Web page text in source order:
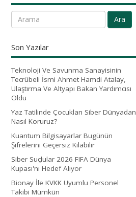
Ara
Son Yazılar
Teknoloji Ve Savunma Sanayisinin
Tecrübeli İsmi Ahmet Hamdi Atalay,
Ulaştırma Ve Altyapı Bakan Yardımcısı
Oldu
Yaz Tatilinde Çocukları Siber Dünyadan
Nasıl Koruruz?
Kuantum Bilgisayarlar Bugünün
Şifrelerini Geçersiz Kılabilir
Siber Suçlular 2026 FIFA Dünya
Kupası'nı Hedef Alıyor
Bionay İle KVKK Uyumlu Personel
Takibi Mümkün